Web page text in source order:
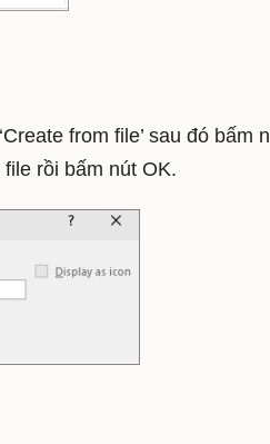
from file’ sau đó bấm
rồi bấm nút OK.